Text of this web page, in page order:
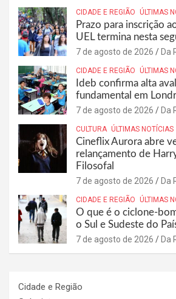
CIDADE E REGIÃO ÚLTIMAS
Prazo para inscrição
UEL termina nesta
7 de agosto de 2026 Da
CIDADE E REGIÃO ÚLTIMAS
Ideb confirma alta
fundamental em
7 de agosto de 2026 Da
CULTURA ÚLTIMAS NOTÍCIAS
Cineflix Aurora abre
relançamento de
Filosofal
7 de agosto de 2026 Da
CIDADE E REGIÃO ÚLTIMAS
O que é o ciclone-
o Sul e Sudeste do
7 de agosto de 2026 Da
Cidade e Região